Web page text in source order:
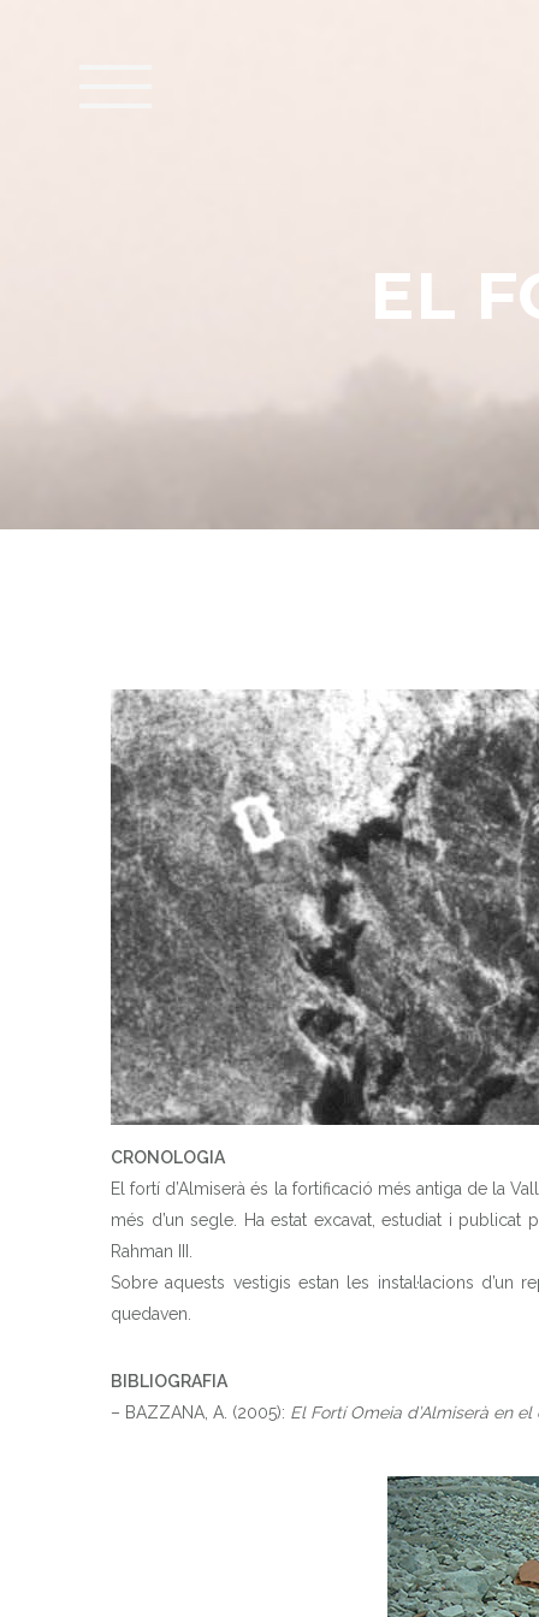
EL F
CRONOLOGIA
El fortí d’Almiserà és la fortificació més antiga de la
més d’un segle. Ha estat excavat, estudiat i
Rahman III.
Sobre aquests vestigis estan les instal·lacions
quedaven.
BIBLIOGRAFIA
– BAZZANA, A. (2005): El Fortí Omeia d’Almiserà en